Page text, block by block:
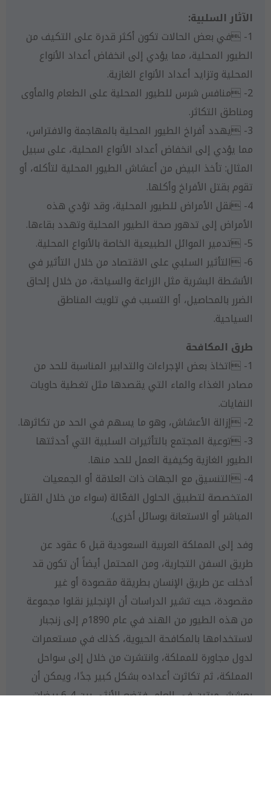
الآثار السلبية:
1- في بعض الحالات تكون أكثر قدرة على التكيف من
الطيور المحلية، مما يؤدي إلى انخفاض أعداد الأنواع
المحلية وتزايد أعداد الأنواع الغازية.
2- منافس شرس للطيور المحلية على الطعام والمأوى
ومناطق التكاثر.
3- يهدد أفراخ الطيور المحلية بالمهاجمة والافتراس،
مما يؤدي إلى انخفاض أعداد الأنواع المحلية، على سبيل
المثال: تأخذ البيض من أعشاش الطيور المحلية لتأكله، أو
تقوم بقتل الأفراخ وأكلها.
4- نقل الأمراض للطيور المحلية، وقد تؤدي هذه
الأمراض إلى تدهور صحة الطيور المحلية وتهدد بقاءها.
5- تدمير الموائل الطبيعية الخاصة بالأنواع المحلية.
6- التأثير السلبي على الاقتصاد من خلال التأثير في
الأنشطة البشرية مثل الزراعة والسياحة، من خلال إلحاق
الضرر بالمحاصيل، أو التسبب في تلويث المناطق
السياحية.
طرق المكافحة
1- اتخاذ بعض الإجراءات والتدابير المناسبة للحد من
مصادر الغذاء والماء التي يقصدها مثل تغطية حاويات
النفايات.
2- إزالة الأعشاش، وهو ما يسهم في الحد من تكاثرها.
3- توعية المجتمع بالتأثيرات السلبية التي أحدثتها
الطيور الغازية وكيفية العمل للحد منها.
4- التنسيق مع الجهات ذات العلاقة أو الجمعيات
المتخصصة لتطبيق الحلول الفعّالة (سواء من خلال القتل
المباشر أو الاستعانة بوسائل أخرى).
وفد إلى المملكة العربية السعودية قبل 6 عقود عن
طريق السفن التجارية، ومن المحتمل أيضاً أن تكون قد
أدخلت عن طريق الإنسان بطريقة مقصودة أو غير
مقصودة، حيث تشير الدراسات أن الإنجليز نقلوا مجموعة
من هذه الطيور من الهند في عام 1890م إلى زنجبار
لاستخدامها بالمكافحة الحيوية، كذلك في مستعمرات
لدول مجاورة للمملكة، وانتشرت من خلال إلى سواحل
المملكة، ثم تكاثرت أعداده بشكل كبير جدًا، ويمكن أن
يعشش مرتين في العام، فتضع الأنثى بين 4-6 بيضات